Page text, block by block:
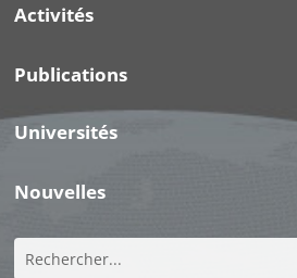
Activités
Publications
Universités
Nouvelles